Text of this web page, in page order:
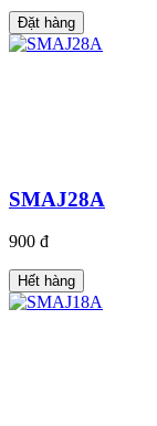
Đặt hàng
SMAJ28A
900 đ
Hết hàng